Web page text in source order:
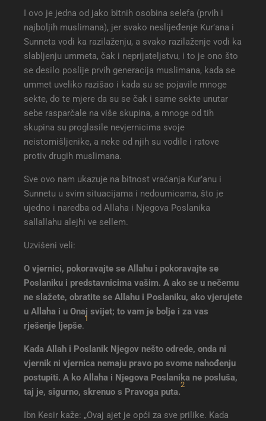
Muhkem (jasni) i mutešabih (manje jasni ajeti)
Nisu odbacivali jedan dio objave, a drugi
prihvatali
Sunnet je objava od Allaha i ne suprotstavlja se
Kur’anu
Sunnet kao izvor vjerovanja i ahad predaje
Slabi hadisi se nisu uzimali niti koristili
Objava i razum nisu u koliziji
Ova vjera je potpuna i Kur’an i Sunnet su dovoljni
za sve
Prihvatanje teksta i odbacivanje te’vila
Bavljenje apologetikom (ilmul-kelamom) i
filozofijom
Samo se Poslanik alejhiselam slijedi
bespogovorno
I ovo je jedna od jako bitnih osobina selefa (prvih i
najboljih muslimana), jer svako neslijeđenje Kur’ana i
Sunneta vodi ka razilaženju, a svako razilaženje vodi ka
slabljenju ummeta, čak i neprijateljstvu, i to je ono što
se desilo poslije prvih generacija muslimana, kada se
ummet uveliko razišao i kada su se pojavile mnoge
sekte, do te mjere da su se čak i same sekte unutar
sebe rasparčale na više skupina, a mnoge od tih
skupina su proglasile nevjernicima svoje
neistomišljenike, a neke od njih su vodile i ratove
protiv drugih muslimana.
Sve ovo nam ukazuje na bitnost vraćanja Kur’anu i
Sunnetu u svim situacijama i nedoumicama, što je
ujedno i naredba od Allaha i Njegova Poslanika
sallallahu alejhi ve sellem.
Uzvišeni veli:
O vjernici, pokoravajte se Allahu i pokoravajte se
Poslaniku i predstavnicima vašim. A ako se u nečemu
ne slažete, obratite se Allahu i Poslaniku, ako vjerujete
u Allaha i u Onaj svijet; to vam je bolje i za vas
rješenje ljepše.
1
Kada Allah i Poslanik Njegov nešto odrede, onda ni
vjernik ni vjernica nemaju pravo po svome nahođenju
postupiti. A ko Allaha i Njegova Poslanika ne posluša,
taj je, sigurno, skrenuo s Pravoga puta.
2
Ibn Kesir kaže: „Ovaj ajet je opći za sve prilike. Kada